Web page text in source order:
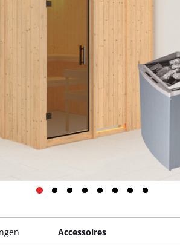
Accessoires